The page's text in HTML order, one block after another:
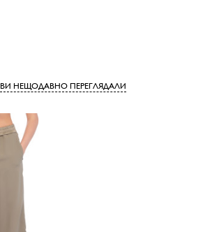
ВИ НЕЩОДАВНО ПЕРЕГЛЯДАЛИ